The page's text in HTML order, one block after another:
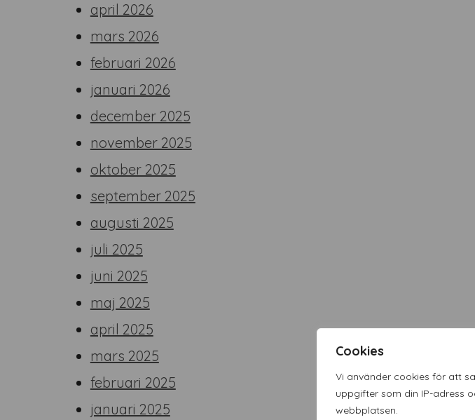
Cookies
Vi använder cookies för att
uppgifter som din IP-adress
webbplatsen.
april 2026
mars 2026
februari 2026
januari 2026
december 2025
november 2025
oktober 2025
september 2025
augusti 2025
juli 2025
juni 2025
maj 2025
april 2025
mars 2025
februari 2025
januari 2025